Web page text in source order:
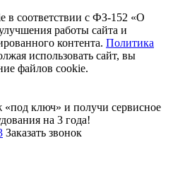
соответствии с ФЗ-152 «О
работы сайта и
контента. Политика
использовать сайт, вы
файлов cookie.
ключ» и получи сервисное
на 3 года!
Заказать звонок